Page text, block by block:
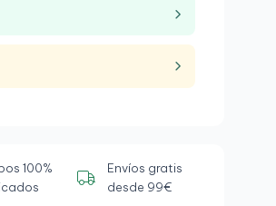
100%
Envíos gratis
desde 99€